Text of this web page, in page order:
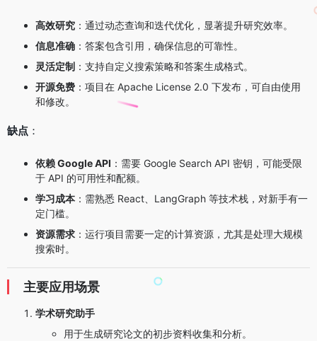
高效研究 ：通过动态查询和迭代优化，显著提升研究效率。
信息准确 ：答案包含引用，确保信息的可靠性。
灵活定制 ：支持自定义搜索策略和答案生成格式。
开源免费 ：项目在 Apache License 2.0 下发布，可自由使用
和修改。
缺点 ：
依赖 Google API ：需要 Google Search API 密钥，可能受限
于 API 的可用性和配额。
学习成本 ：需熟悉 React、LangGraph 等技术栈，对新手有一
定门槛。
资源需求 ：运行项目需要一定的计算资源，尤其是处理大规模
搜索时。
主要应用场景
学术研究助手
用于生成研究论文的初步资料收集和分析。